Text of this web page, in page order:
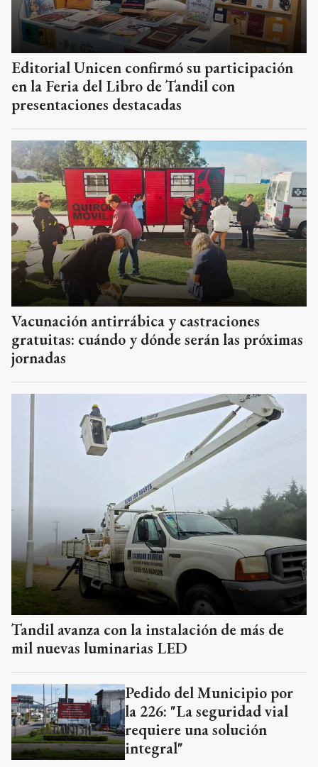
Editorial Unicen confirmó su participación
en la Feria del Libro de Tandil con
presentaciones destacadas
Vacunación antirrábica y castraciones
gratuitas: cuándo y dónde serán las próximas
jornadas
Tandil avanza con la instalación de más de
mil nuevas luminarias LED
Pedido del Municipio por
la 226: "La seguridad vial
requiere una solución
integral"